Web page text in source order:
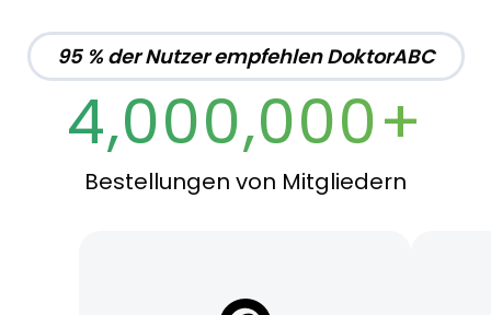
95 % der Nutzer empfehlen DoktorABC
4,000,000+
Bestellungen von Mitgliedern